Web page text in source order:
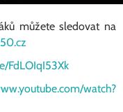
můžete sledovat na
FdLOIqI53Xk
watch?